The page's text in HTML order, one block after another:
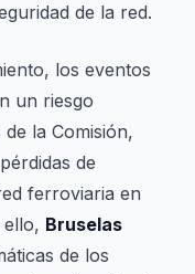
de la red.
los eventos
un riesgo
la Comisión,
de
ferroviaria en
ello, Bruselas
de los